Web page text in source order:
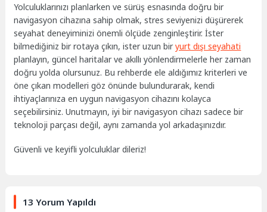
Yolculuklarınızı planlarken ve sürüş esnasında doğru bir
navigasyon cihazına sahip olmak, stres seviyenizi düşürerek
seyahat deneyiminizi önemli ölçüde zenginleştirir. İster
bilmediğiniz bir rotaya çıkın, ister uzun biryurt dışı seyahati
planlayın, güncel haritalar ve akıllı yönlendirmelerle her zaman
doğru yolda olursunuz. Bu rehberde ele aldığımız kriterleri ve
öne çıkan modelleri göz önünde bulundurarak, kendi
ihtiyaçlarınıza en uygun navigasyon cihazını kolayca
seçebilirsiniz. Unutmayın, iyi bir navigasyon cihazı sadece bir
teknoloji parçası değil, aynı zamanda yol arkadaşınızdır.
Güvenli ve keyifli yolculuklar dileriz!
13 Yorum Yapıldı